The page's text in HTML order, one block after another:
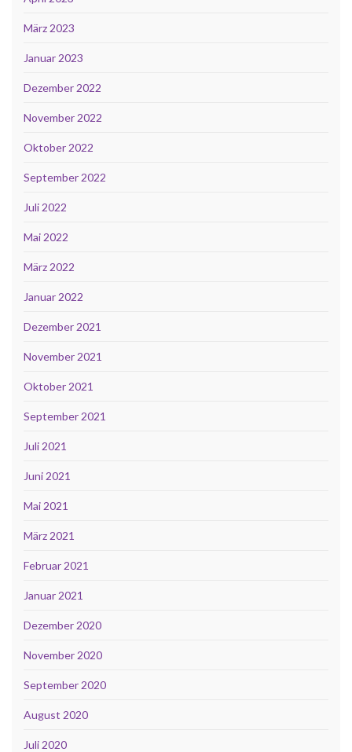
März 2023
Januar 2023
Dezember 2022
November 2022
Oktober 2022
September 2022
Juli 2022
Mai 2022
März 2022
Januar 2022
Dezember 2021
November 2021
Oktober 2021
September 2021
Juli 2021
Juni 2021
Mai 2021
März 2021
Februar 2021
Januar 2021
Dezember 2020
November 2020
September 2020
August 2020
Juli 2020